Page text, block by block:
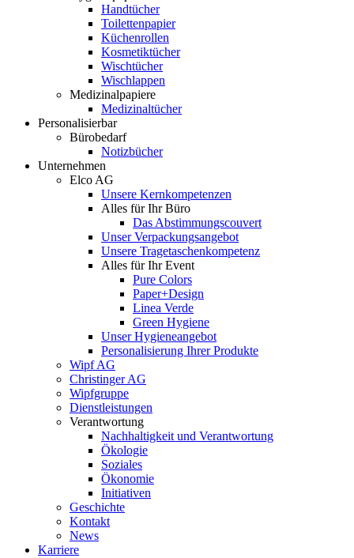
Handtücher
Toilettenpapier
Küchenrollen
Kosmetiktücher
Wischtücher
Wischlappen
Medizinalpapiere
Medizinaltücher
Personalisierbar
Bürobedarf
Notizbücher
Unternehmen
Elco AG
Unsere Kernkompetenzen
Alles für Ihr Büro
Das Abstimmungscouvert
Unser Verpackungsangebot
Unsere Tragetaschenkompetenz
Alles für Ihr Event
Pure Colors
Paper+Design
Linea Verde
Green Hygiene
Unser Hygieneangebot
Personalisierung Ihrer Produkte
Wipf AG
Christinger AG
Wipfgruppe
Dienstleistungen
Verantwortung
Nachhaltigkeit und Verantwortung
Ökologie
Soziales
Ökonomie
Initiativen
Geschichte
Kontakt
News
Karriere